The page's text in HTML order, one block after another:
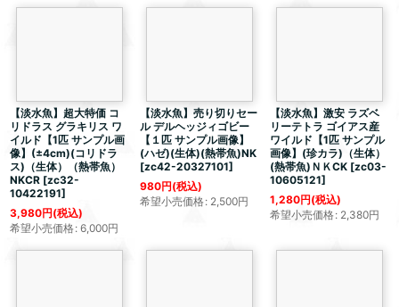
【淡水魚】 超大特価 コ
リドラス グラキリス ワ
イルド【1匹 サンプル画
像】(±4cm)(コリドラ
ス)（生体）（熱帯魚）
NKCR [zc32-
10422191]
3,980円(税込)
希望小売価格: 6,000円
【淡水魚】売り切りセー
ル デルヘッジィゴビー
【１匹 サンプル画像】
(ハゼ)(生体)(熱帯魚)NK
[zc42-20327101]
980円(税込)
希望小売価格: 2,500円
【淡水魚】激安 ラズベ
リーテトラ ゴイアス産
ワイルド【1匹 サンプル
画像】(珍カラ)（生体）
(熱帯魚)ＮＫCK [zc03-
10605121]
1,280円(税込)
希望小売価格: 2,380円